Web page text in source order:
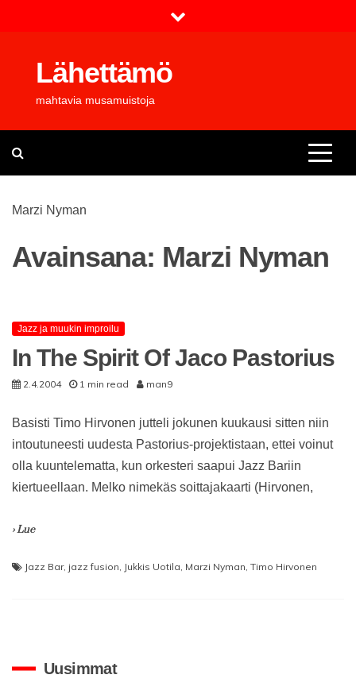
Lähettämö
mahtavia musamuistoja
Marzi Nyman
Avainsana: Marzi Nyman
Jazz ja muukin improilu
In The Spirit Of Jaco Pastorius
2.4.2004 1 min read man9
Basisti Timo Hirvonen jutteli jokunen kuukausi sitten niin
intoutuneesti uudesta Pastorius-projektistaan, ettei voinut
olla kuuntelematta, kun orkesteri saapui Jazz Bariin
kiertueellaan. Melko nimekäs soittajakaarti (Hirvonen,
› Lue
Jazz Bar, jazz fusion, Jukkis Uotila, Marzi Nyman, Timo Hirvonen
Uusimmat